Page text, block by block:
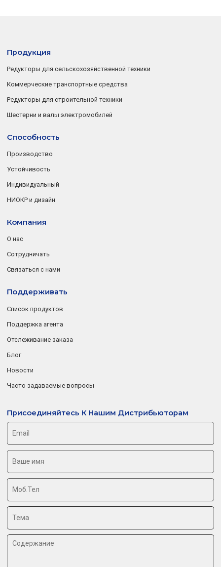
Продукция
Редукторы для сельскохозяйственной техники
Коммерческие транспортные средства
Редукторы для строительной техники
Шестерни и валы электромобилей
Способность
Производство
Устойчивость
Индивидуальный
НИОКР и дизайн
Компания
О нас
Сотрудничать
Связаться с нами
Поддерживать
Список продуктов
Поддержка агента
Отслеживание заказа
Блог
Новости
Часто задаваемые вопросы
Присоединяйтесь К Нашим Дистрибьюторам